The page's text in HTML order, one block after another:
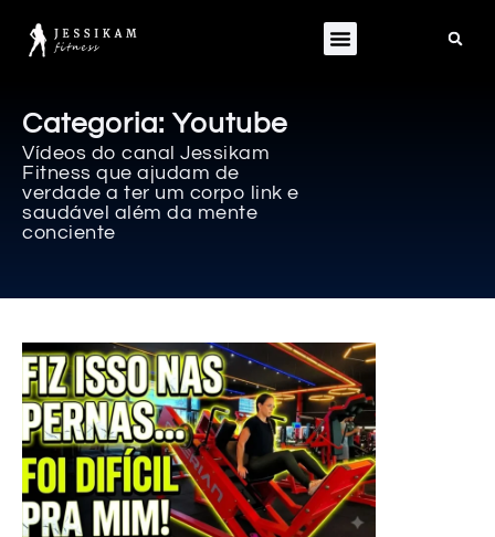
Categoria: Youtube
Vídeos do canal Jessikam
Fitness que ajudam de
verdade a ter um corpo link e
saudável além da mente
conciente